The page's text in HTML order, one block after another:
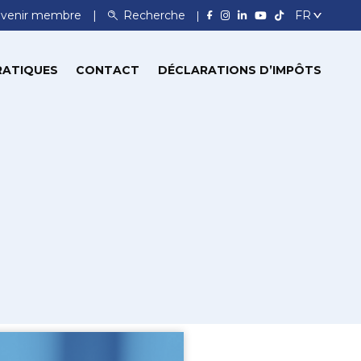
membre Recherche
CONTACT DÉCLARATIONS D’IMPÔTS